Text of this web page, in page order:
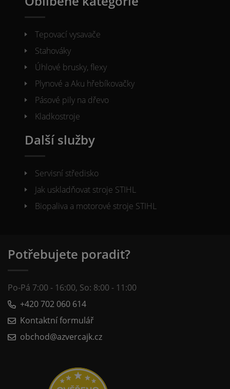
Tepovací vysavače
Stahováky
Úhlové brusky, flexy
Plynové a Aku hřebíkovačky
Pásové pily na dřevo
Kladkostroje
Další služby
Servisní středisko
Jak uskladňovat stroje STIHL
Biopaliva a motorové stroje STIHL
Potřebujete poradit?
Po-Pá 7:00 - 16:00, So: 8:00 - 11:00
+420 702 060 614
Kontaktní formulář
obchod@azvercajk.cz